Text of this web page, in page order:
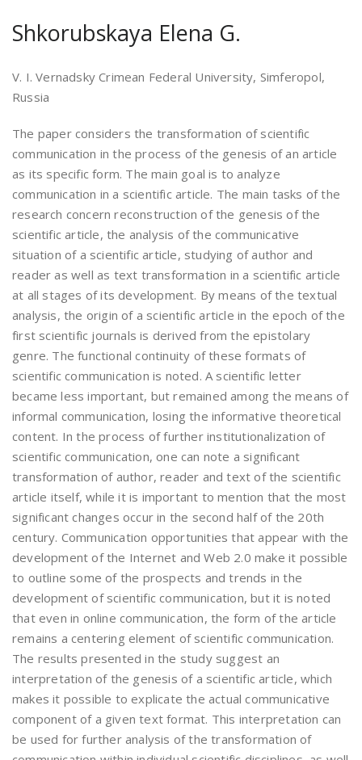
Shkorubskaya Elena G.
V. I. Vernadsky Crimean Federal University, Simferopol,
Russia
The paper considers the transformation of scientific
communication in the process of the genesis of an article
as its specific form. The main goal is to analyze
communication in a scientific article. The main tasks of the
research concern reconstruction of the genesis of the
scientific article, the analysis of the communicative
situation of a scientific article, studying of author and
reader as well as text transformation in a scientific article
at all stages of its development. By means of the textual
analysis, the origin of a scientific article in the epoch of the
first scientific journals is derived from the epistolary
genre. The functional continuity of these formats of
scientific communication is noted. A scientific letter
became less important, but remained among the means of
informal communication, losing the informative theoretical
content. In the process of further institutionalization of
scientific communication, one can note a significant
transformation of author, reader and text of the scientific
article itself, while it is important to mention that the most
significant changes occur in the second half of the 20th
century. Communication opportunities that appear with the
development of the Internet and Web 2.0 make it possible
to outline some of the prospects and trends in the
development of scientific communication, but it is noted
that even in online communication, the form of the article
remains a centering element of scientific communication.
The results presented in the study suggest an
interpretation of the genesis of a scientific article, which
makes it possible to explicate the actual communicative
component of a given text format. This interpretation can
be used for further analysis of the transformation of